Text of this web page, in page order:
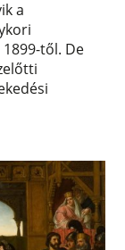
a
től. De